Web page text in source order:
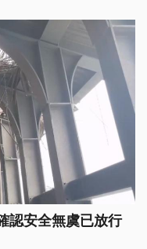
認安全無虞已放行